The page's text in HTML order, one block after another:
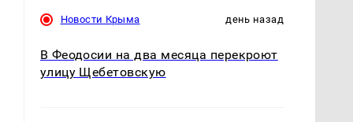
Новости Крыма день назад
В Феодосии на два месяца перекроют
улицу Щебетовскую